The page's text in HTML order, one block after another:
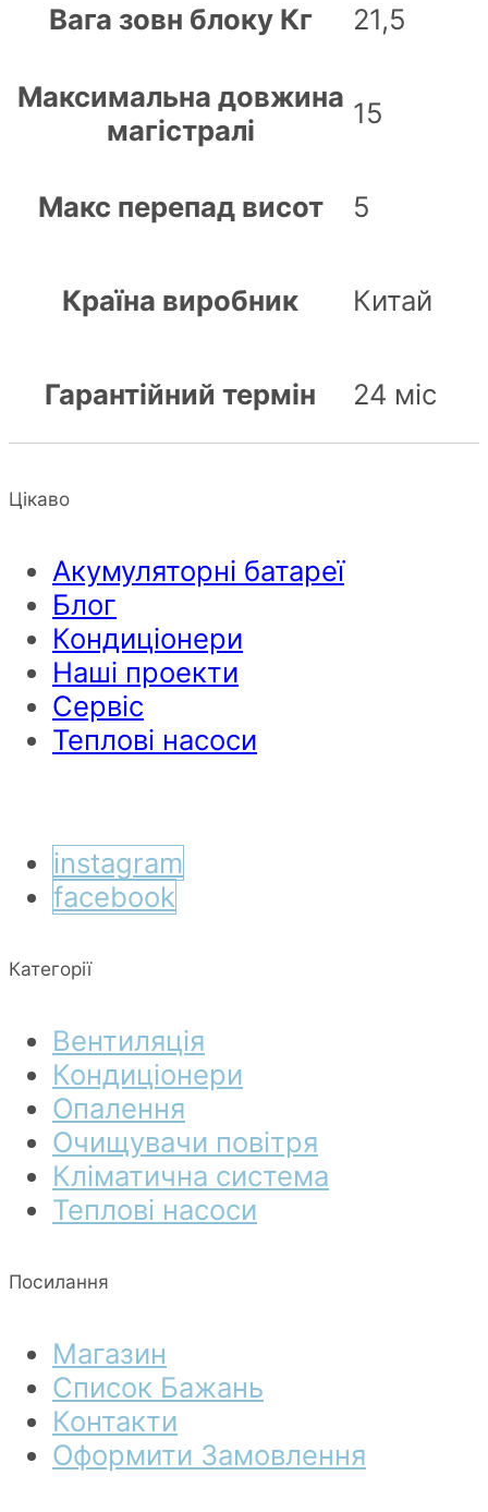
Вага зовн блоку Кг 21,5
Максимальна довжина
магістралі
15
Макс перепад висот 5
Країна виробник Китай
Гарантійний термін 24 міс
Цікаво
Акумуляторні батареї
Блог
Кондиціонери
Наші проекти
Сервіс
Теплові насоси
instagram
facebook
Категорії
Вентиляція
Кондиціонери
Опалення
Очищувачи повітря
Кліматична система
Теплові насоси
Посилання
Магазин
Список Бажань
Контакти
Оформити Замовлення